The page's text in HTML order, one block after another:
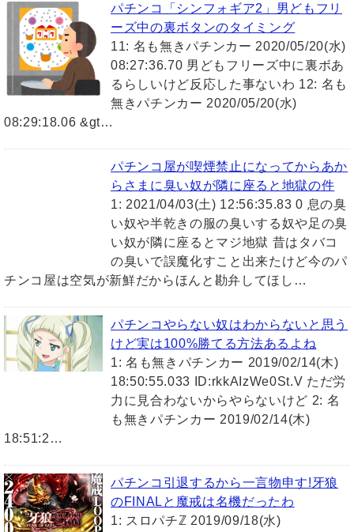
パチンコ「シンフォギア2」男どもフリ
ーズ中の裏ボタンのタイミング
11: 名も無きパチンカー 2020/05/20(水)
08:27:36.70 男どもフリーズ中に裏ボあ
るらしいけど反応した事ないわ 12: 名も
無きパチンカー 2020/05/20(水)
08:29:18.06 &gt…
パチンコ屋が喫煙禁止になってからあか
らさまに臭い奴が隣に座ると地獄の件
1: 2021/04/03(土) 12:56:35.83 0 息の臭
い奴や半乾きの服の臭いする奴や足の臭
い奴が隣に座るとマジ地獄 昔はタバコ
の臭いで誤魔化すこと出来たけど今のパ
チンコ屋は空気が新鮮だからほんと勘弁してほし…
パチンコやらない奴はわからないと思う
けど実は100%勝てる方法あるよね
1: 名も無きパチンカー 2019/02/14(木)
18:50:55.033 ID:rkkAIzWe0St.V ただ労
力に見合わないからやらないけど 2: 名
も無きパチンカー 2019/02/14(木)
18:51:2…
パチンコ引退するから一言物申す!牙狼
のFINALと魔戒は名機だったわ
1: スロパチℤ 2019/09/18(水)